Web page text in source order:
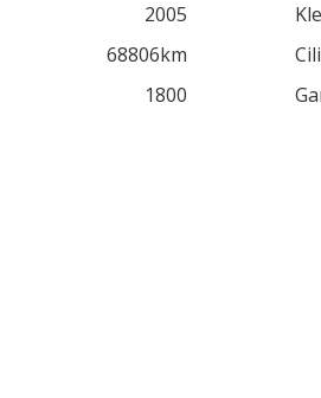
2005
68806km
1800